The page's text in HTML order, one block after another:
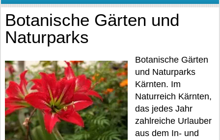
Botanische Gärten und
Naturparks
Botanische Gärten
und Naturparks
Kärnten. Im
Naturreich Kärnten,
das jedes Jahr
zahlreiche Urlauber
aus dem In- und